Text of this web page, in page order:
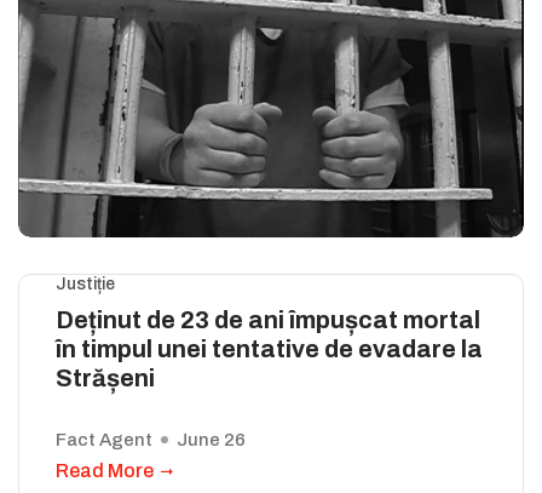
Justiție
Deținut de 23 de ani împușcat mortal
în timpul unei tentative de evadare la
Strășeni
Fact Agent June 26
Read More